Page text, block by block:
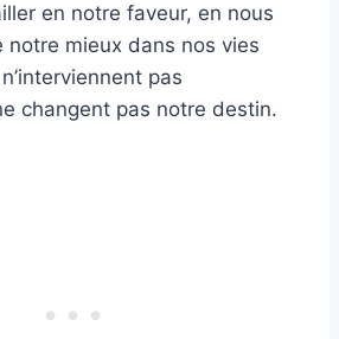
en notre faveur, en nous
notre mieux dans nos vies
pas
changent pas notre destin.